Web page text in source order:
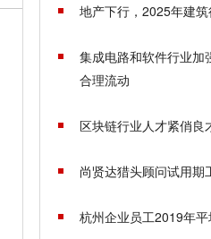
地产下行，2025年建
集成电路和软件行业加
合理流动
区块链行业人才紧俏良
尚贤达猎头顾问试用期
杭州企业员工2019年